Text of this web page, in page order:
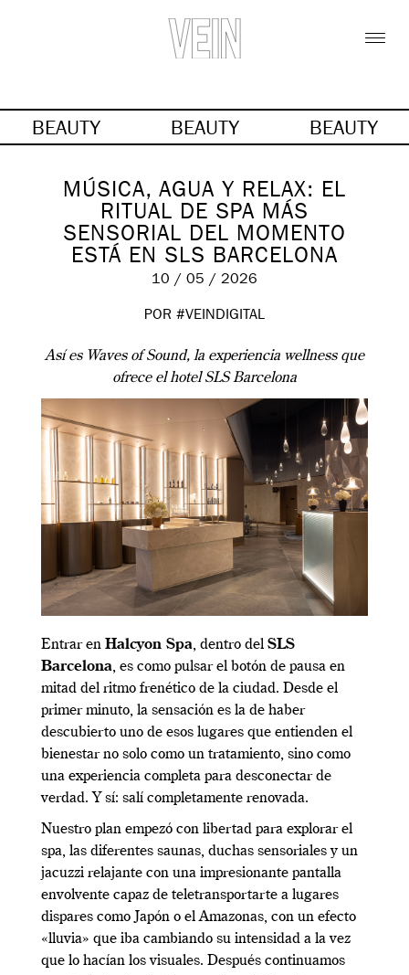
BEAUTY BEAUTY BEAUTY
MÚSICA, AGUA Y RELAX: EL
RITUAL DE SPA MÁS
SENSORIAL DEL MOMENTO
ESTÁ EN SLS BARCELONA
10 / 05 / 2026
POR #VEINDIGITAL
Así es Waves of Sound, la experiencia wellness que
ofrece el hotel SLS Barcelona
Entrar en Halcyon Spa, dentro del SLS
Barcelona, es como pulsar el botón de pausa en
mitad del ritmo frenético de la ciudad. Desde el
primer minuto, la sensación es la de haber
descubierto uno de esos lugares que entienden el
bienestar no solo como un tratamiento, sino como
una experiencia completa para desconectar de
verdad. Y sí: salí completamente renovada.
Nuestro plan empezó con libertad para explorar el
spa, las diferentes saunas, duchas sensoriales y un
jacuzzi relajante con una impresionante pantalla
envolvente capaz de teletransportarte a lugares
dispares como Japón o el Amazonas, con un efecto
«lluvia» que iba cambiando su intensidad a la vez
que lo hacían los visuales. Después continuamos